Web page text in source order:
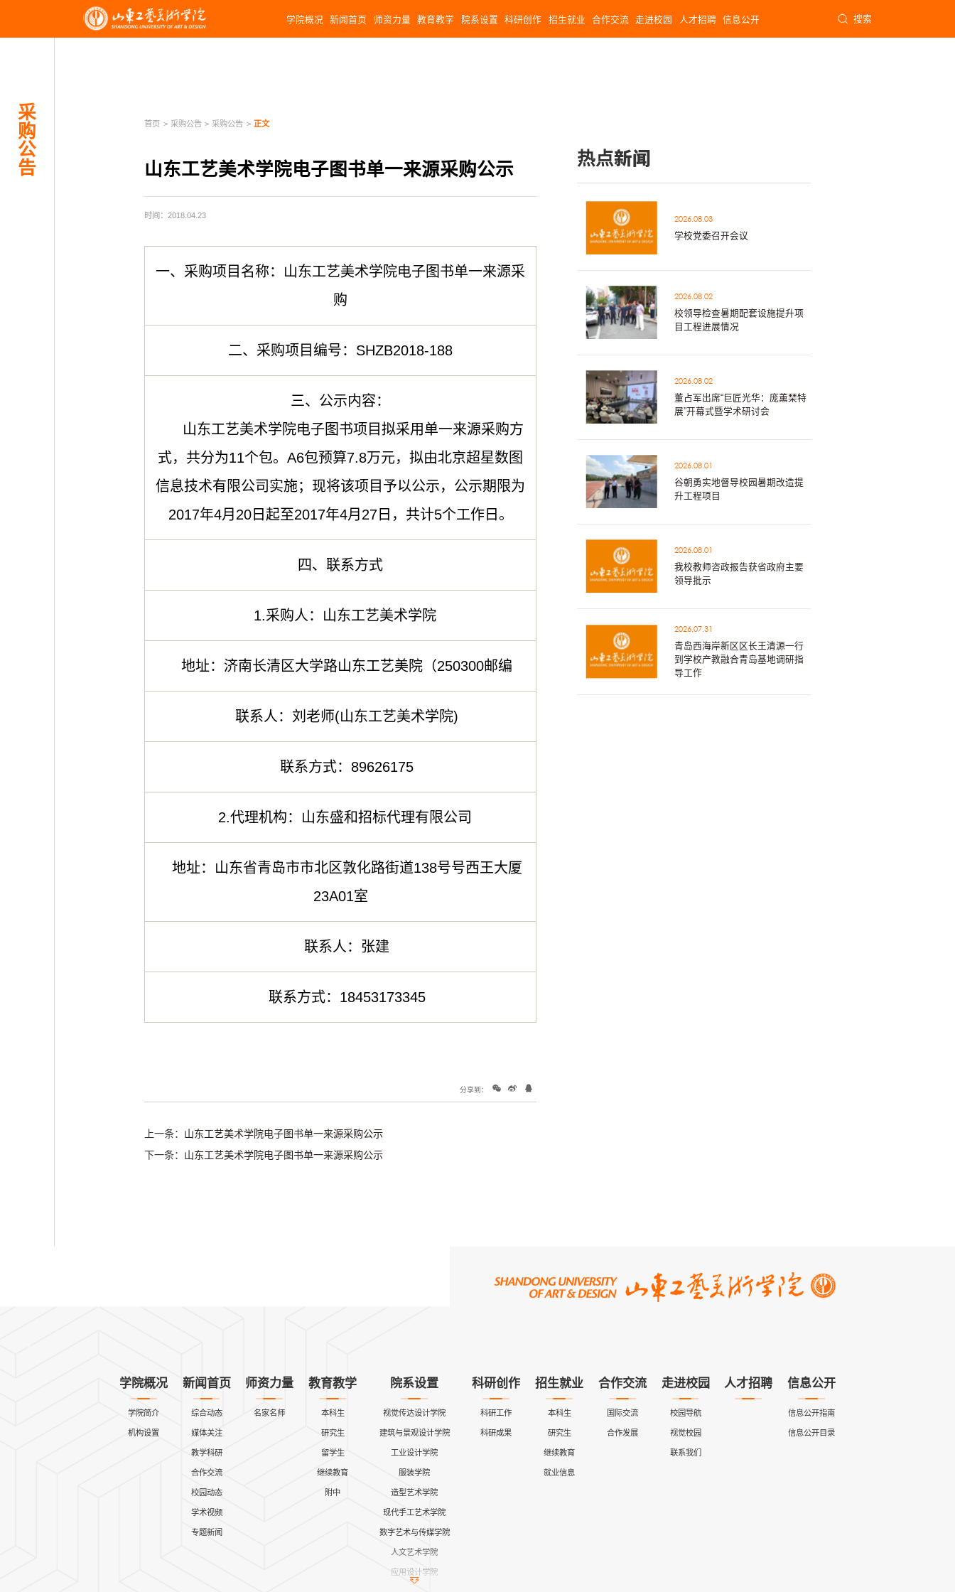
学院概况 新闻首页 师资力量 教育教学 院系设置 科研创作 招生就业 合作交流 走进校园 人才招聘 信息公开 搜索
采
购
公
告
首页 > 采购公告 > 采购公告 > 正文
山东工艺美术学院电子图书单一来源采购公示
时间：2018.04.23
一、采购项目名称：山东工艺美术学院电子图书单一来源采
购
二、采购项目编号：SHZB2018-188
三、公示内容：
山东工艺美术学院电子图书项目拟采用单一来源采购方
式，共分为11个包。A6包预算7.8万元，拟由北京超星数图
信息技术有限公司实施；现将该项目予以公示，公示期限为
2017年4月20日起至2017年4月27日，共计5个工作日。
四、联系方式
1.采购人：山东工艺美术学院
地址：济南长清区大学路山东工艺美院（250300邮编
联系人：刘老师(山东工艺美术学院)
联系方式：89626175
2.代理机构：山东盛和招标代理有限公司
地址：山东省青岛市市北区敦化路街道138号号西王大厦
23A01室
联系人：张建
联系方式：18453173345
分享到：
上一条： 山东工艺美术学院电子图书单一来源采购公示
下一条： 山东工艺美术学院电子图书单一来源采购公示
热点新闻
2026.08.03
学校党委召开会议
2026.08.02
校领导检查暑期配套设施提升项
目工程进展情况
2026.08.02
董占军出席“巨匠光华：庞薰琹特
展”开幕式暨学术研讨会
2026.08.01
谷朝勇实地督导校园暑期改造提
升工程项目
2026.08.01
我校教师咨政报告获省政府主要
领导批示
2026.07.31
青岛西海岸新区区长王清源一行
到学校产教融合青岛基地调研指
导工作
学院概况
学院简介
机构设置
新闻首页
综合动态
媒体关注
教学科研
合作交流
校园动态
学术视频
专题新闻
师资力量
名家名师
教育教学
本科生
研究生
留学生
继续教育
附中
院系设置
视觉传达设计学院
建筑与景观设计学院
工业设计学院
服装学院
造型艺术学院
现代手工艺术学院
数字艺术与传媒学院
人文艺术学院
应用设计学院
科研创作
科研工作
科研成果
招生就业
本科生
研究生
继续教育
就业信息
合作交流
国际交流
合作发展
走进校园
校园导航
视觉校园
联系我们
人才招聘 信息公开
信息公开指南
信息公开目录